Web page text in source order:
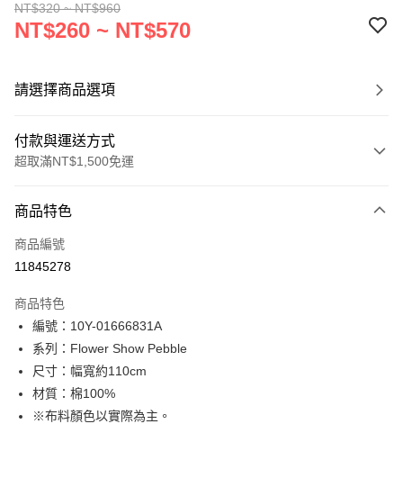
NT$320 ~ NT$960
NT$260 ~ NT$570
請選擇商品選項
付款與運送方式
超取滿NT$1,500免運
信用卡一次付款
超商取貨付款
Apple Pay
街口支付
Google Pay
AFTEE先享後付
商品特色
商品編號
11845278
商品特色
編號：10Y-01666831A
系列：Flower Show Pebble
尺寸：幅寬約110cm
材質：棉100%
※布料顏色以實際為主。